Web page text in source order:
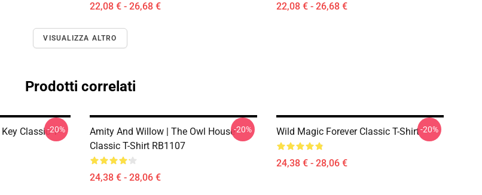
22,08 € - 26,68 € 22,08 € - 26,68 €
VISUALIZZA ALTRO
Prodotti correlati
Classic T-
-20%
Amity And Willow | The Owl House
Classic T-Shirt RB1107
24,38 € - 28,06 €
-20% Wild Magic Forever Classic T-Shirt
24,38 € - 28,06 €
-20%